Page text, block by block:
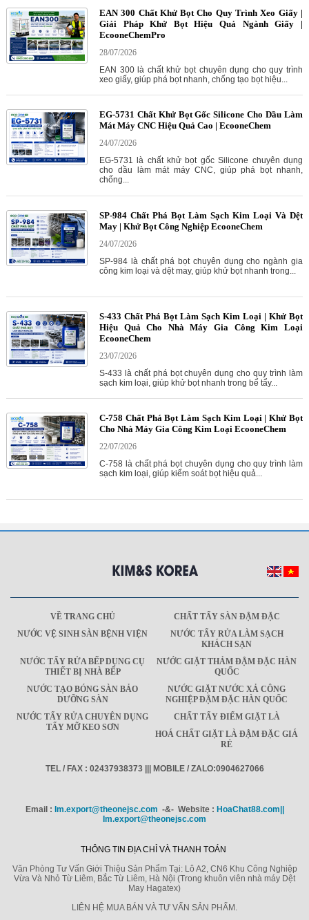
EAN 300 Chất Khử Bọt Cho Quy Trình Xeo Giấy |
Giải Pháp Khử Bọt Hiệu Quả Ngành Giấy |
EcooneChemPro
28/07/2026
EAN 300 là chất khử bọt chuyên dụng cho quy trình
xeo giấy, giúp phá bọt nhanh, chống tạo bọt hiệu...
EG-5731 Chất Khử Bọt Gốc Silicone Cho Dầu Làm
Mát Máy CNC Hiệu Quả Cao | EcooneChem
24/07/2026
EG-5731 là chất khử bọt gốc Silicone chuyên dụng
cho dầu làm mát máy CNC, giúp phá bọt nhanh,
chống...
SP-984 Chất Phá Bọt Làm Sạch Kim Loại Và Dệt
May | Khử Bọt Công Nghiệp EcooneChem
24/07/2026
SP-984 là chất phá bọt chuyên dụng cho ngành gia
công kim loại và dệt may, giúp khử bọt nhanh trong...
S-433 Chất Phá Bọt Làm Sạch Kim Loại | Khử Bọt
Hiệu Quả Cho Nhà Máy Gia Công Kim Loại
EcooneChem
23/07/2026
S-433 là chất phá bọt chuyên dụng cho quy trình làm
sạch kim loại, giúp khử bọt nhanh trong bể tẩy...
C-758 Chất Phá Bọt Làm Sạch Kim Loại | Khử Bọt
Cho Nhà Máy Gia Công Kim Loại EcooneChem
22/07/2026
C-758 là chất phá bọt chuyên dụng cho quy trình làm
sạch kim loại, giúp kiểm soát bọt hiệu quả...
VỀ TRANG CHỦ
CHẤT TẨY SÀN ĐẬM ĐẶC
NƯỚC VỆ SINH SÀN BỆNH VIỆN
NƯỚC TẨY RỬA LÀM SẠCH
KHÁCH SẠN
NƯỚC TẨY RỬA BẾP DỤNG CỤ
THIẾT BỊ NHÀ BẾP
NƯỚC GIẶT THẢM ĐẬM ĐẶC HÀN
QUỐC
NƯỚC TẠO BÓNG SÀN BẢO
DƯỠNG SÀN
NƯỚC GIẶT NƯỚC XẢ CÔNG
NGHIỆP ĐẬM ĐẶC HÀN QUỐC
NƯỚC TẨY RỬA CHUYÊN DỤNG
TẨY MỠ KEO SƠN
CHẤT TẨY ĐIỂM GIẶT LÀ
HOÁ CHẤT GIẶT LÀ ĐẬM ĐẶC GIÁ
RẺ
TEL / FAX : 02437938373 ||| MOBILE / ZALO:0904627066
Email : Im.export@theonejsc.com -&- Website : HoaChat88.com||
Im.export@theonejsc.com
THÔNG TIN ĐỊA CHỈ VÀ THANH TOÁN
Văn Phòng Tư Vấn Giới Thiệu Sản Phẩm Tại: Lô A2, CN6 Khu Công Nghiệp
Vừa Và Nhỏ Từ Liêm, Bắc Từ Liêm, Hà Nội (Trong khuôn viên nhà máy Dệt
May Hagatex)
LIÊN HỆ MUA BÁN VÀ TƯ VẤN SẢN PHẨM.